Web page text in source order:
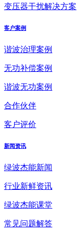
变压器干扰解决方案
客户案例
谐波治理案例
无功补偿案例
谐波无功案例
合作伙伴
客户评价
新闻资讯
绿波杰能新闻
行业新鲜资讯
绿波杰能课堂
常见问题解答